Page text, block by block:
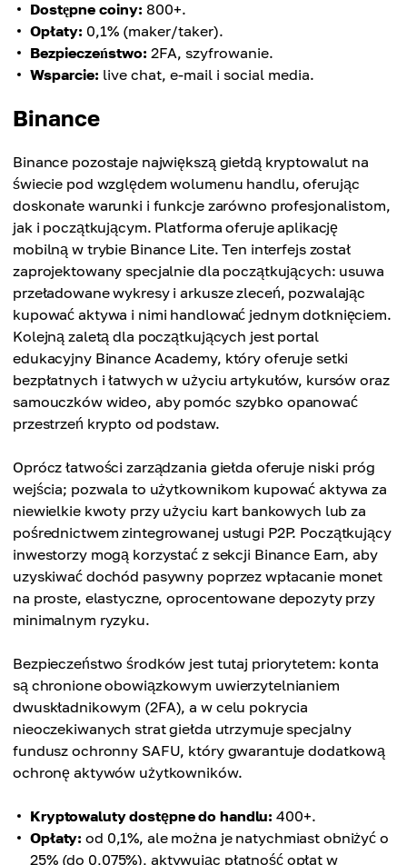
Dostępne coiny: 800+.
Opłaty: 0,1% (maker/taker).
Bezpieczeństwo: 2FA, szyfrowanie.
Wsparcie: live chat, e-mail i social media.
Binance
Binance pozostaje największą giełdą kryptowalut na
świecie pod względem wolumenu handlu, oferując
doskonałe warunki i funkcje zarówno profesjonalistom,
jak i początkującym. Platforma oferuje aplikację
mobilną w trybie Binance Lite. Ten interfejs został
zaprojektowany specjalnie dla początkujących: usuwa
przeładowane wykresy i arkusze zleceń, pozwalając
kupować aktywa i nimi handlować jednym dotknięciem.
Kolejną zaletą dla początkujących jest portal
edukacyjny Binance Academy, który oferuje setki
bezpłatnych i łatwych w użyciu artykułów, kursów oraz
samouczków wideo, aby pomóc szybko opanować
przestrzeń krypto od podstaw.
Oprócz łatwości zarządzania giełda oferuje niski próg
wejścia; pozwala to użytkownikom kupować aktywa za
niewielkie kwoty przy użyciu kart bankowych lub za
pośrednictwem zintegrowanej usługi P2P. Początkujący
inwestorzy mogą korzystać z sekcji Binance Earn, aby
uzyskiwać dochód pasywny poprzez wpłacanie monet
na proste, elastyczne, oprocentowane depozyty przy
minimalnym ryzyku.
Bezpieczeństwo środków jest tutaj priorytetem: konta
są chronione obowiązkowym uwierzytelnianiem
dwuskładnikowym (2FA), a w celu pokrycia
nieoczekiwanych strat giełda utrzymuje specjalny
fundusz ochronny SAFU, który gwarantuje dodatkową
ochronę aktywów użytkowników.
Kryptowaluty dostępne do handlu: 400+.
Opłaty: od 0,1%, ale można je natychmiast obniżyć o
25% (do 0,075%), aktywując płatność opłat w